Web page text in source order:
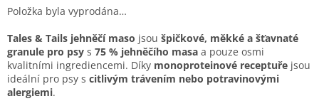
Položka byla vyprodána…
Tales & Tails jehněčí maso jsou špičkové, měkké a šťavnaté
granule pro psy s 75 % jehněčího masa a pouze osmi
kvalitními ingrediencemi. Díky monoproteinové receptuře jsou
ideální pro psy s citlivým trávením nebo potravinovými
alergiemi.